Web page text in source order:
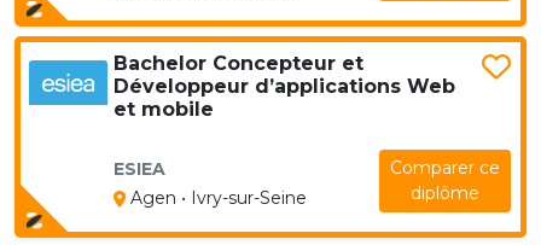
Bachelor Concepteur et
Développeur d’applications Web
et mobile
ESIEA
Agen • Ivry-sur-Seine
Comparer ce
diplôme